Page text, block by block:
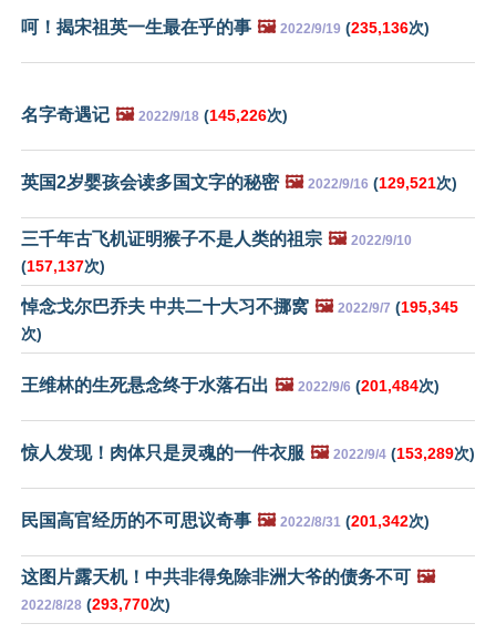
呵！揭宋祖英一生最在乎的事 🖼️ 2022/9/19 (235,136次)
名字奇遇记 🖼️ 2022/9/18 (145,226次)
英国2岁婴孩会读多国文字的秘密 🖼️ 2022/9/16 (129,521次)
三千年古飞机证明猴子不是人类的祖宗 🖼️ 2022/9/10
(157,137次)
悼念戈尔巴乔夫 中共二十大习不挪窝 🖼️ 2022/9/7 (195,345
次)
王维林的生死悬念终于水落石出 🖼️ 2022/9/6 (201,484次)
惊人发现！肉体只是灵魂的一件衣服 🖼️ 2022/9/4 (153,289次)
民国高官经历的不可思议奇事 🖼️ 2022/8/31 (201,342次)
这图片露天机！中共非得免除非洲大爷的债务不可 🖼️
2022/8/28 (293,770次)